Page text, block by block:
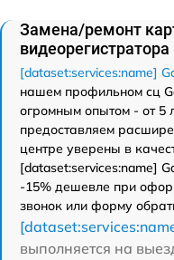
Замена/ремонт
[dataset:services:name]
нашем профильном сц
огромным опытом - от 5
предоставляем
центре уверены в
[dataset:services:name]
-15% дешевле при
звонок или форму
выполняется на